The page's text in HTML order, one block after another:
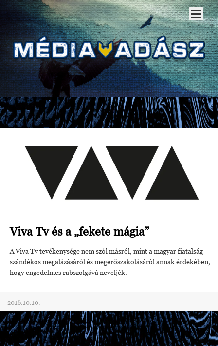
Viva Tv és a „fekete mágia”
A Viva Tv tevékenysége nem szól másról, mint a magyar fiatalság
szándékos megalázásáról és megerőszakolásáról annak érdekében,
hogy engedelmes rabszolgává neveljék.
2016.10.10.